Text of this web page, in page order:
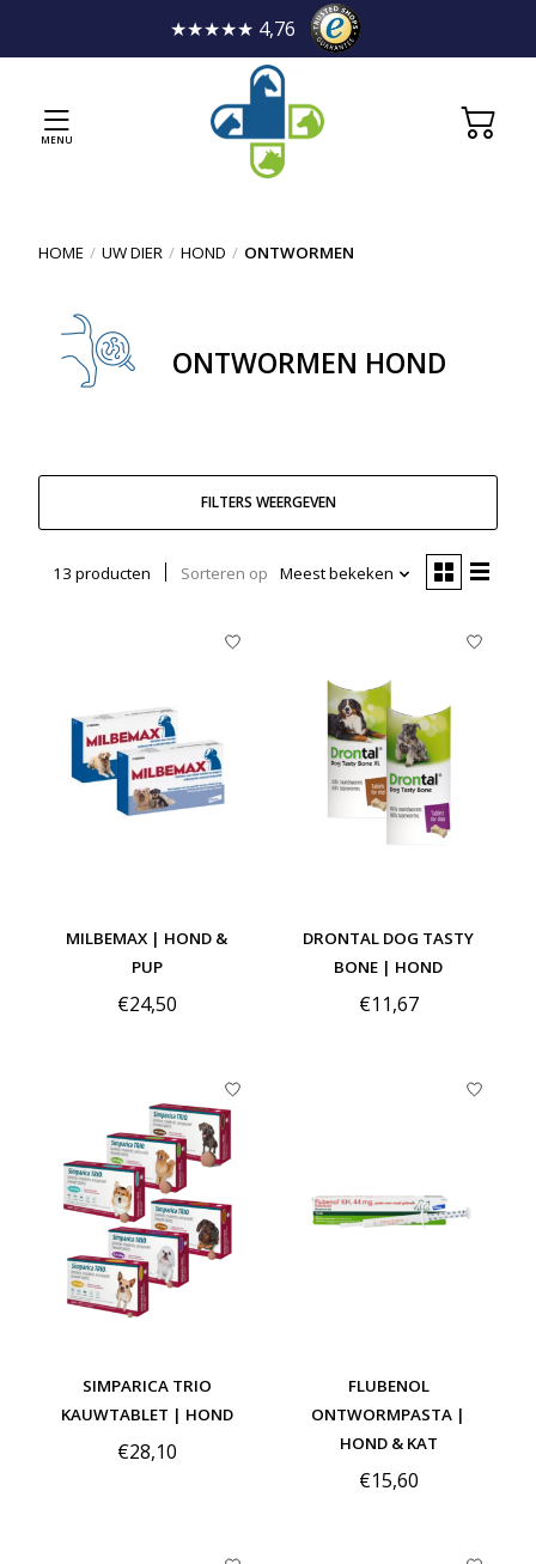
★★★★★ 4,76
MENU
HOME / UW DIER / HOND / ONTWORMEN
ONTWORMEN HOND
FILTERS WEERGEVEN
13 producten Sorteren op Meest bekeken
MILBEMAX | HOND &
PUP
€24,50
DRONTAL DOG TASTY
BONE | HOND
€11,67
SIMPARICA TRIO
KAUWTABLET | HOND
€28,10
FLUBENOL
ONTWORMPASTA |
HOND & KAT
€15,60